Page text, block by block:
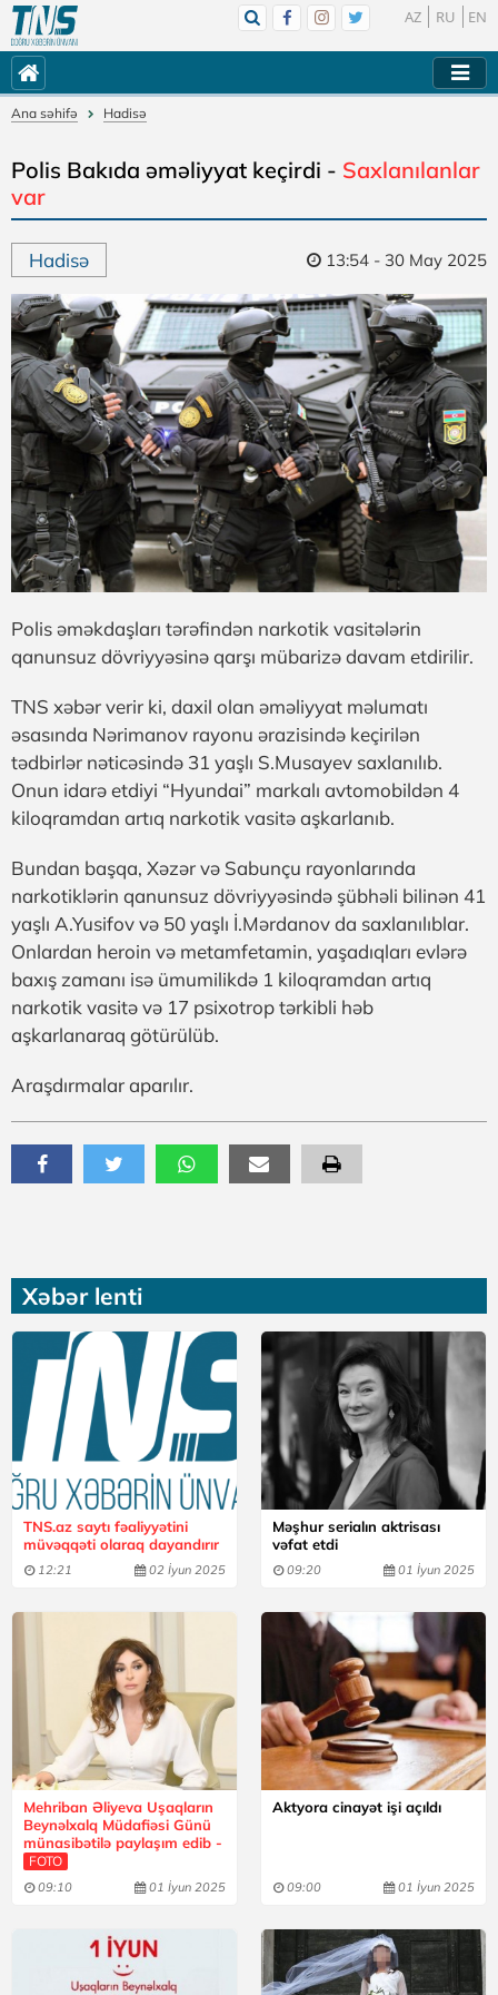
AZ RU EN
Ana səhifə Hadisə
Xəbər lenti
TNS.az saytı fəaliyyətini
müvəqqəti olaraq dayandırır
12:21 02 İyun 2025
Məşhur serialın aktrisası
vəfat etdi
09:20 01 İyun 2025
Mehriban Əliyeva Uşaqların
Beynəlxalq Müdafiəsi Günü
münasibətilə paylaşım edib -
FOTO
09:10 01 İyun 2025
Aktyora cinayət işi açıldı
09:00 01 İyun 2025
Polis Bakıda əməliyyat keçirdi - Saxlanılanlar
var
Hadisə 13:54 - 30 May 2025
Polis əməkdaşları tərəfindən narkotik vasitələrin
qanunsuz dövriyyəsinə qarşı mübarizə davam etdirilir.
TNS xəbər verir ki, daxil olan əməliyyat məlumatı
əsasında Nərimanov rayonu ərazisində keçirilən
tədbirlər nəticəsində 31 yaşlı S.Musayev saxlanılıb.
Onun idarə etdiyi “Hyundai” markalı avtomobildən 4
kiloqramdan artıq narkotik vasitə aşkarlanıb.
Bundan başqa, Xəzər və Sabunçu rayonlarında
narkotiklərin qanunsuz dövriyyəsində şübhəli bilinən 41
yaşlı A.Yusifov və 50 yaşlı İ.Mərdanov da saxlanılıblar.
Onlardan heroin və metamfetamin, yaşadıqları evlərə
baxış zamanı isə ümumilikdə 1 kiloqramdan artıq
narkotik vasitə və 17 psixotrop tərkibli həb
aşkarlanaraq götürülüb.
Araşdırmalar aparılır.